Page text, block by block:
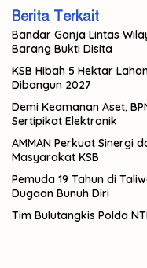
Berita Terkait
Bandar Ganja Lintas
Barang Bukti Disita
KSB Hibah 5 Hektar
Dibangun 2027
Demi Keamanan Aset,
Sertipikat Elektronik
AMMAN Perkuat Sinergi
Masyarakat KSB
Pemuda 19 Tahun di
Dugaan Bunuh Diri
Tim Bulutangkis Polda